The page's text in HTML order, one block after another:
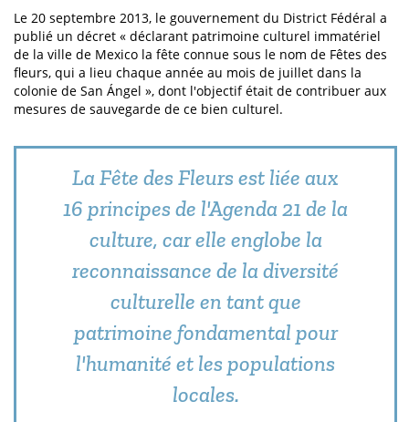
Le 20 septembre 2013, le gouvernement du District Fédéral a
publié un décret « déclarant patrimoine culturel immatériel
de la ville de Mexico la fête connue sous le nom de Fêtes des
fleurs, qui a lieu chaque année au mois de juillet dans la
colonie de San Ángel », dont l'objectif était de contribuer aux
mesures de sauvegarde de ce bien culturel.
La Fête des Fleurs est liée aux
16 principes de l'Agenda 21 de la
culture, car elle englobe la
reconnaissance de la diversité
culturelle en tant que
patrimoine fondamental pour
l'humanité et les populations
locales.